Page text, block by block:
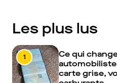
Les plus lus
1
Ce qui
carte grise,